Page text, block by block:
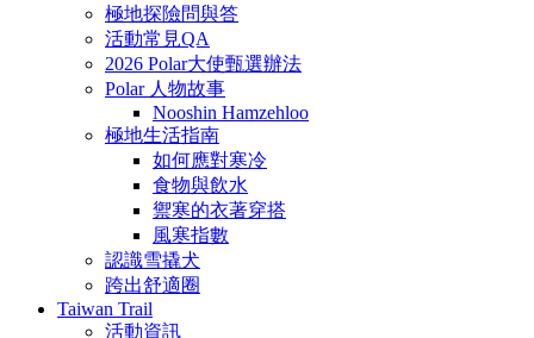
極地探險問與答
活動常見QA
2026 Polar大使甄選辦法
Polar 人物故事
Nooshin Hamzehloo
極地生活指南
如何應對寒冷
食物與飲水
禦寒的衣著穿搭
風寒指數
認識雪撬犬
跨出舒適圈
Taiwan Trail
活動資訊